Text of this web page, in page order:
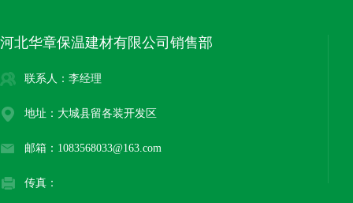
河北华章保温建材有限公司销售部
联系人：李经理
地址：大城县留各装开发区
邮箱：1083568033@163.com
传真：